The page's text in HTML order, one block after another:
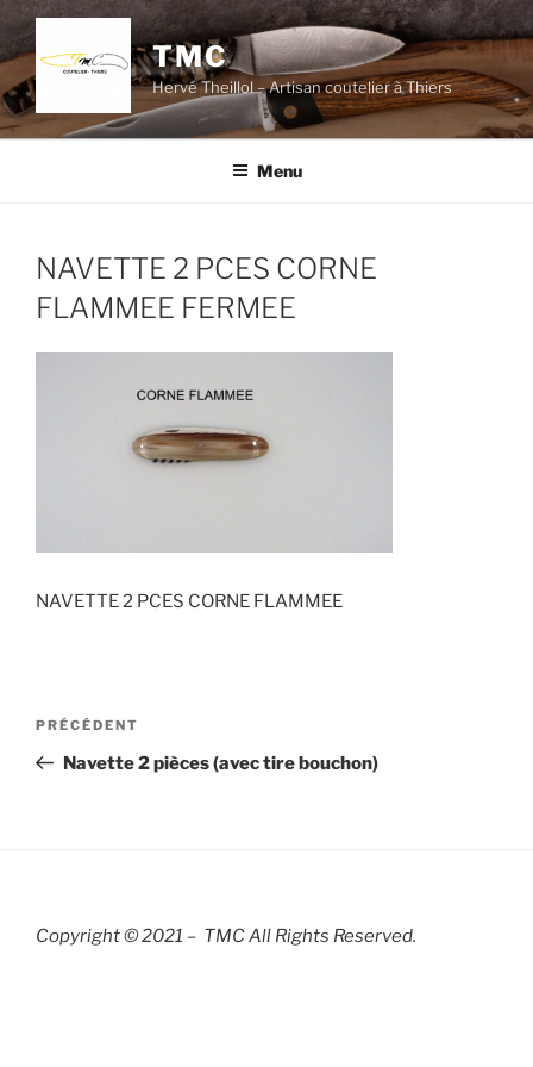
Aller
contenu
principal
TMC
Hervé Theillol – Artisan coutelier à Thiers
Menu
NAVETTE 2 PCES CORNE
FLAMMEE FERMEE
NAVETTE 2 PCES CORNE FLAMMEE
Navigation
l’article
Article
précédent
PRÉCÉDENT
Navette 2 pièces (avec tire bouchon)
Copyright © 2021 – TMC All Rights Reserved.